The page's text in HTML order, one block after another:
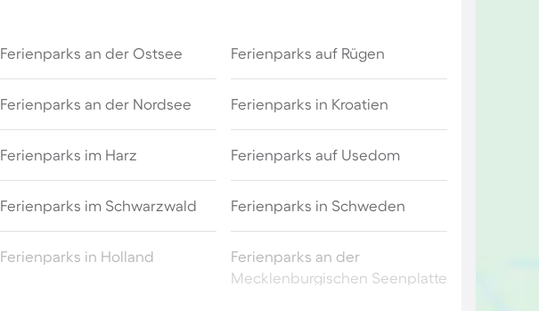
Ferienparks an der Ostsee Ferienparks auf Rügen
Ferienparks an der Nordsee Ferienparks in Kroatien
Ferienparks im Harz Ferienparks auf Usedom
Ferienparks im Schwarzwald Ferienparks in Schweden
Ferienparks in Holland
Ferienparks an der
Mecklenburgischen Seenplatte